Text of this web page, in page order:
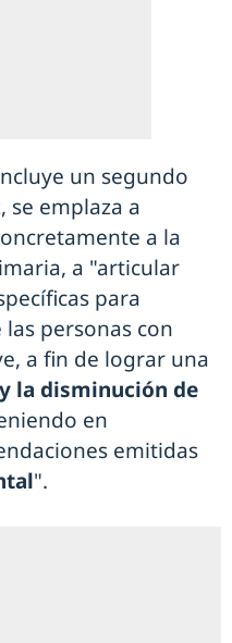
un segundo
se emplaza a
a la
a "articular
para
personas con
a fin de lograr una
la disminución de
en
emitidas
".